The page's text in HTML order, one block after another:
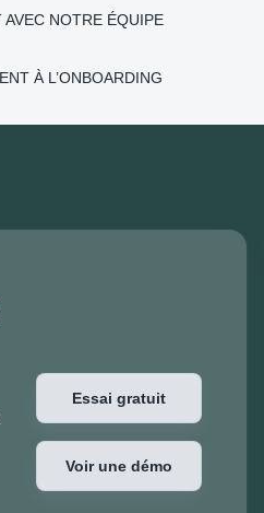
NOTRE ÉQUIPE
À L’ONBOARDING
Essai gratuit
Voir une démo